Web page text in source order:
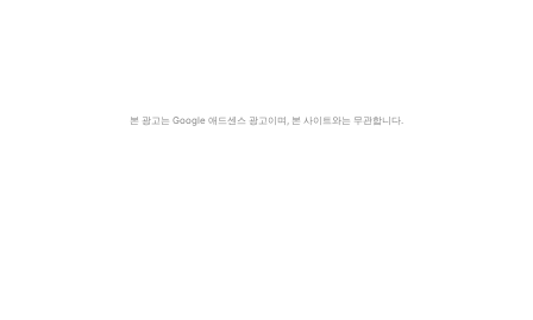
본 광고는 Google 애드센스 광고이며, 본 사이트와는 무관합니다.